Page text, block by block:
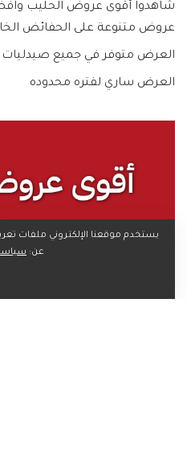
شاهدوا أقوى عروض الحليب
عروض متنوعة على الحفائض
العرض متوفر في جميع صيدليات
العرض ساري لفتره محدوده
يستخدم موقعنا الإلكتروني ملفات
عن: